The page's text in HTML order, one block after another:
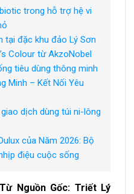
trong hỗ trợ hệ vi
tại đặc khu đảo Lý Sơn
Colour từ AkzoNobel
tiêu dùng thông minh
Minh – Kết Nối Yêu
dịch dùng túi ni-lông
của Năm 2026: Bộ
điệu cuộc sống
Nguồn Gốc: Triết Lý